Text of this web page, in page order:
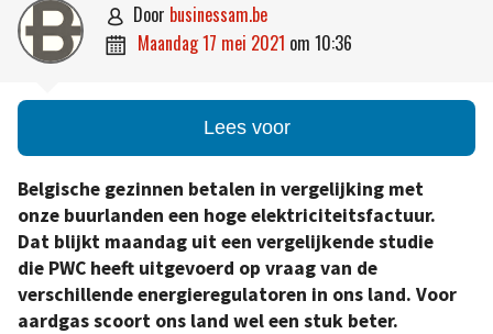
 door businessam.be
 maandag 17 mei 2021 om 10:36
Lees voor
Belgische gezinnen betalen in vergelijking met
onze buurlanden een hoge elektriciteitsfactuur.
Dat blijkt maandag uit een vergelijkende studie
die PWC heeft uitgevoerd op vraag van de
verschillende energieregulatoren in ons land. Voor
aardgas scoort ons land wel een stuk beter.